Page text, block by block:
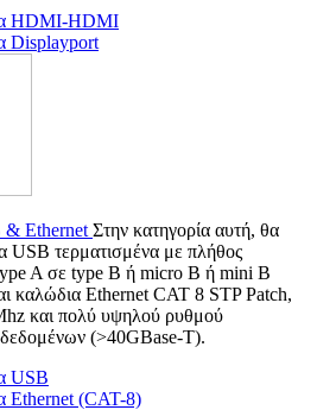
HDMI-HDMI
Displayport
Ethernet Στην κατηγορία αυτή, θα
USB τερματισμένα με πλήθος
A σε type B ή micro B ή mini B
καλώδια Ethernet CAT 8 STP Patch,
και πολύ υψηλού ρυθμού
(>40GBase-T).
USB
Ethernet (CAT-8)